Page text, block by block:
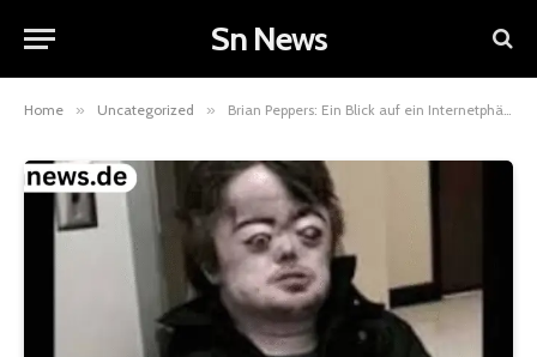
Sn News
Home » Uncategorized » Brian Peppers: Ein Blick auf ein Internetphänomen und seine Bedeutung in der digitalen Kultur